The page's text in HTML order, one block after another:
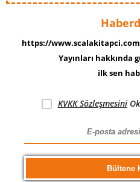
https://
Yayınları hakkında
ilk sen
KVKK Sözleşmesini